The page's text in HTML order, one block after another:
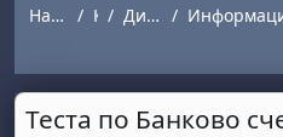
Начална страница Курсове Дистанционно обучение
Теста по Банково